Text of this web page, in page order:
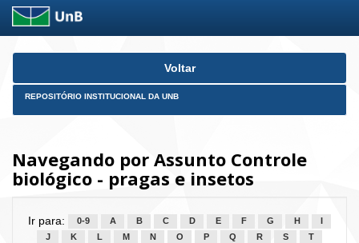
Skip
Voltar
REPOSITÓRIO INSTITUCIONAL DA UNB
Navegando por Assunto Controle
biológico - pragas e insetos
Ir para: 0-9 A B C D E F G H
J
K L M N O P Q R S
T